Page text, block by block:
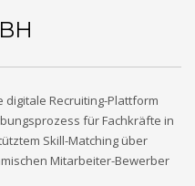
digitale Recruiting-Plattform
für Fachkräfte in
Skill-Matching über
Mitarbeiter-Bewerber